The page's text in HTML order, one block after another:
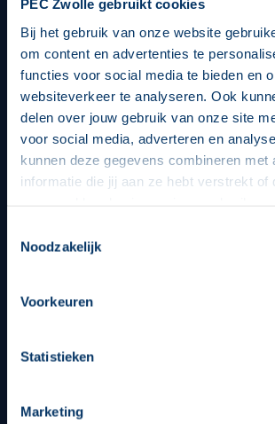
PEC Zwolle gebruikt cookies
Bij het gebruik van onze website
om content en advertenties te
functies voor social media te bieden en
websiteverkeer te analyseren. Ook
delen over jouw gebruik van onze site
voor social media, adverteren en
kunnen deze gegevens combineren met
informatie die jij aan ze hebt verstrekt of
op een veilige en integere wijze. Je kunt
beheren op de privacy- en
Noodzakelijk
Voorkeuren
Statistieken
Marketing